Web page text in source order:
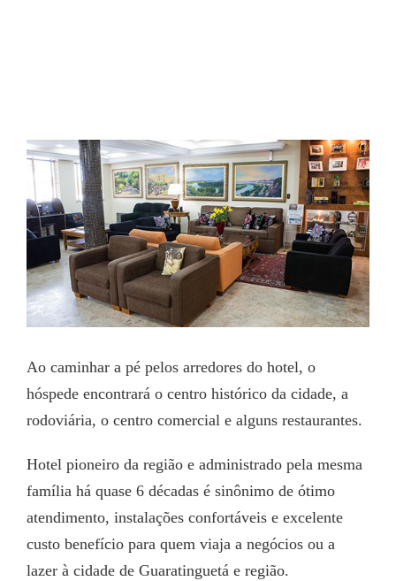
Ao caminhar a pé pelos arredores do hotel, o
hóspede encontrará o centro histórico da cidade, a
rodoviária, o centro comercial e alguns restaurantes.
Hotel pioneiro da região e administrado pela mesma
família há quase 6 décadas é sinônimo de ótimo
atendimento, instalações confortáveis e excelente
custo benefício para quem viaja a negócios ou a
lazer à cidade de Guaratinguetá e região.